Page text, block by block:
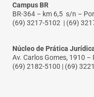
Campus BR
BR-364 – km 6,5 s/n –
(69) 3217-5102 | (69)
Núcleo de Prática
Av. Carlos Gomes, 1910 –
(69) 2182-5100 | (69)